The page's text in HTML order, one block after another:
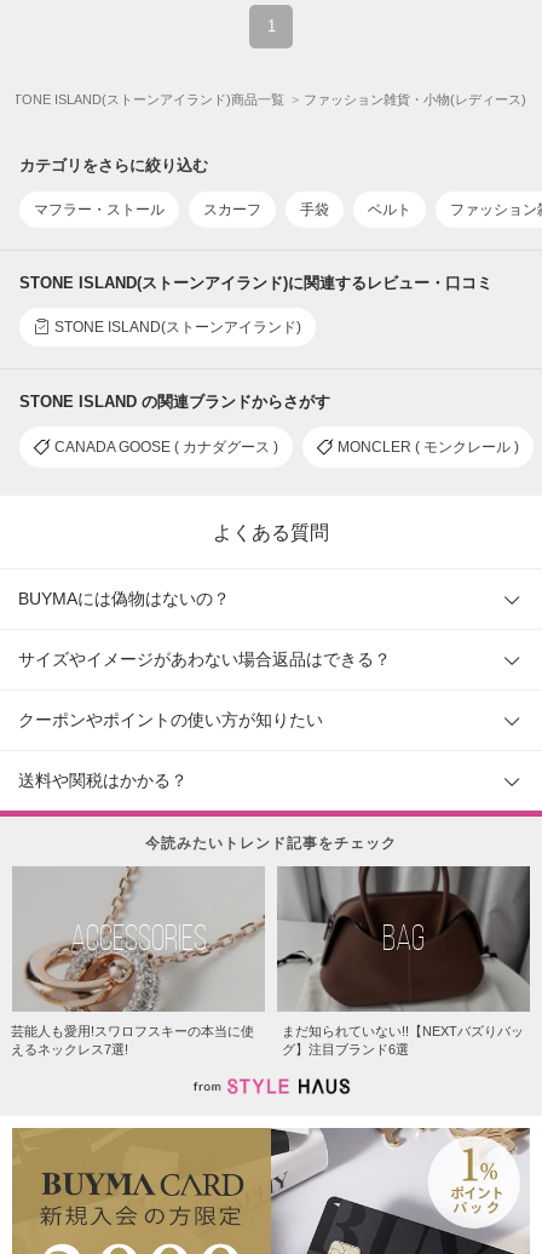
1
STONE ISLAND(ストーンアイランド)商品一覧 ファッション雑貨・小物(レディース)
カテゴリをさらに絞り込む
マフラー・ストール スカーフ 手袋 ベルト ファッショ
STONE ISLAND(ストーンアイランド)に関連するレビュー・口コミ
STONE ISLAND(ストーンアイランド)
STONE ISLAND の関連ブランドからさがす
CANADA GOOSE ( カナダグース ) MONCLER ( モンクレール )
よくある質問
BUYMAには偽物はないの？
サイズやイメージがあわない場合返品はできる？
クーポンやポイントの使い方が知りたい
送料や関税はかかる？
今読みたいトレンド記事をチェック
ACCESSORIES
芸能人も愛用!スワロフスキーの本当に使
えるネックレス7選!
BAG
まだ知られていない!!【NEXTバズりバッ
グ】注目ブランド6選